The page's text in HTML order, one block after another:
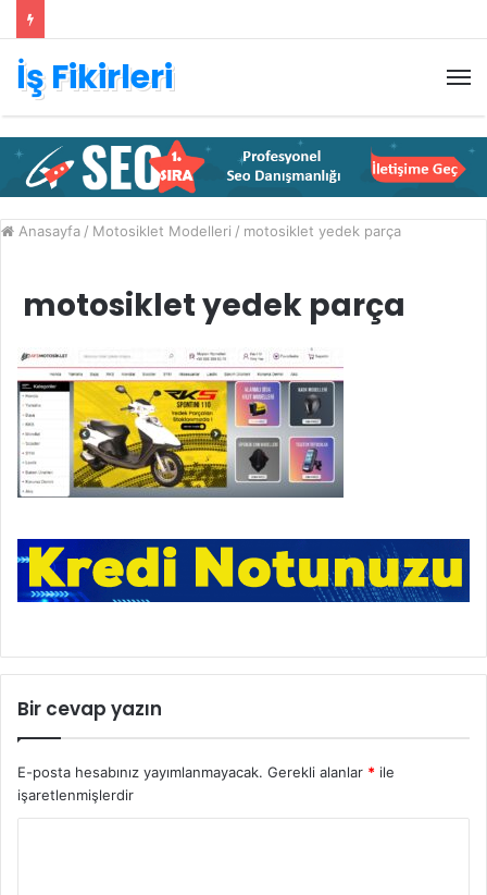
İş Fikirleri
Anasayfa / Motosiklet Modelleri / motosiklet yedek parça
motosiklet yedek parça
Bir cevap yazın
E-posta hesabınız yayımlanmayacak. Gerekli alanlar * ile
işaretlenmişlerdir